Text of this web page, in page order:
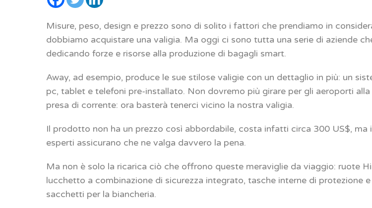
Misure, peso, design e prezzo sono di solito i fattori che prendiamo in
dobbiamo acquistare una valigia. Ma oggi ci sono tutta una serie di aziende
dedicando forze e risorse alla produzione di bagagli smart.
Away, ad esempio, produce le sue stilose valigie con un dettaglio in più: un
pc, tablet e telefoni pre-installato. Non dovremo più girare per gli aeroporti alla
presa di corrente: ora basterà tenerci vicino la nostra valigia.
Il prodotto non ha un prezzo così abbordabile, costa infatti circa 300 US$, ma
esperti assicurano che ne valga davvero la pena.
Ma non è solo la ricarica ciò che offrono queste meraviglie da viaggio: ruote
lucchetto a combinazione di sicurezza integrato, tasche interne di protezione
sacchetti per la biancheria.